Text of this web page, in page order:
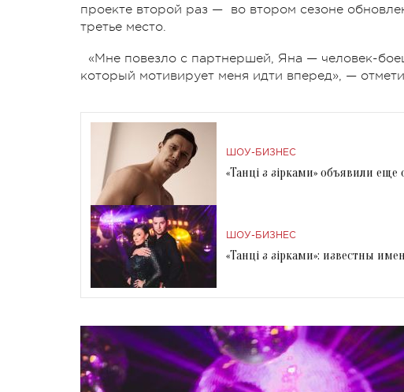
проекте второй раз — во втором сезоне
третье место.
«Мне повезло с партнершей, Яна — человек-
который мотивирует меня идти вперед», —
ШОУ-БИЗНЕС
«Танці з зірками» объявили
ШОУ-БИЗНЕС
«Танці з зірками»: известны